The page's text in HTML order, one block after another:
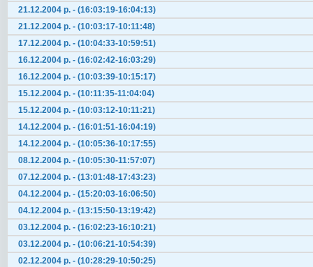
21.12.2004 р. - (16:03:19-16:04:13)
21.12.2004 р. - (10:03:17-10:11:48)
17.12.2004 р. - (10:04:33-10:59:51)
16.12.2004 р. - (16:02:42-16:03:29)
16.12.2004 р. - (10:03:39-10:15:17)
15.12.2004 р. - (10:11:35-11:04:04)
15.12.2004 р. - (10:03:12-10:11:21)
14.12.2004 р. - (16:01:51-16:04:19)
14.12.2004 р. - (10:05:36-10:17:55)
08.12.2004 р. - (10:05:30-11:57:07)
07.12.2004 р. - (13:01:48-17:43:23)
04.12.2004 р. - (15:20:03-16:06:50)
04.12.2004 р. - (13:15:50-13:19:42)
03.12.2004 р. - (16:02:23-16:10:21)
03.12.2004 р. - (10:06:21-10:54:39)
02.12.2004 р. - (10:28:29-10:50:25)